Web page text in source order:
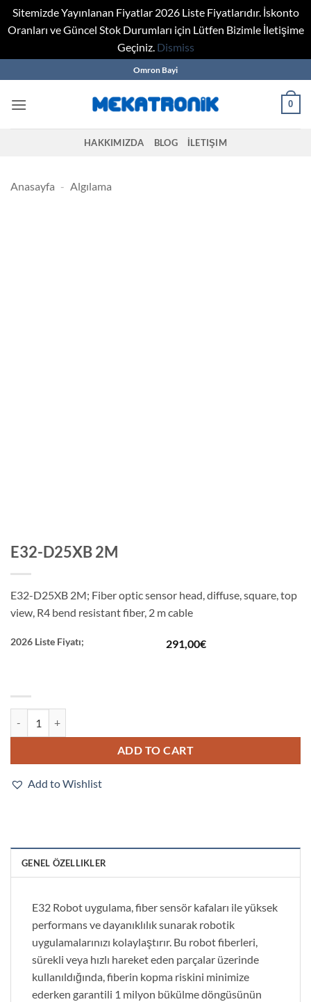
Sitemizde Yayınlanan Fiyatlar 2026 Liste Fiyatlarıdır. İskonto
Oranları ve Güncel Stok Durumları için Lütfen Bizimle İletişime
Geçiniz. Dismiss
to
content
Omron Bayi
0
HAKKIMIZDA BLOG İLETIŞIM
Anasayfa - Algılama
E32-D25XB 2M
E32-D25XB 2M; Fiber optic sensor head, diffuse, square, top
view, R4 bend resistant fiber, 2 m cable
2026 Liste Fiyatı; 291,00€
ADD TO CART
Add to Wishlist
GENEL ÖZELLIKLER
E32 Robot uygulama, fiber sensör kafaları ile yüksek
performans ve dayanıklılık sunarak robotik
uygulamalarınızı kolaylaştırır. Bu robot fiberleri,
sürekli veya hızlı hareket eden parçalar üzerinde
kullanıldığında, fiberin kopma riskini minimize
ederken garantili 1 milyon bükülme döngüsünün